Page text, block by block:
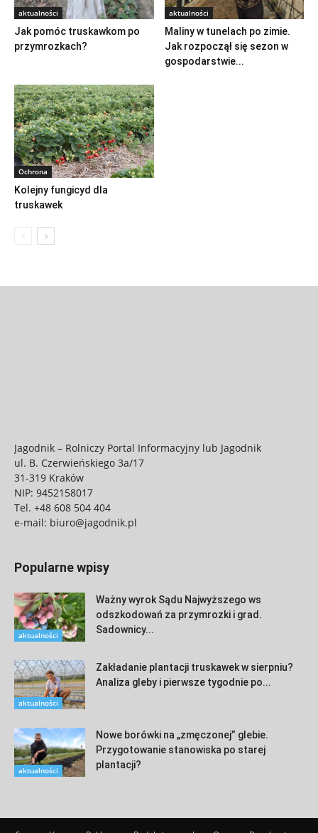
aktualności
Jak pomóc truskawkom po
przymrozkach?
aktualności
Maliny w tunelach po zimie.
Jak rozpoczął się sezon w
gospodarstwie...
Ochrona
Kolejny fungicyd dla
truskawek
Jagodnik – Rolniczy Portal Informacyjny lub Jagodnik
ul. B. Czerwieńskiego 3a/17
31-319 Kraków
NIP: 9452158017
Tel. +48 608 504 404
e-mail: biuro@jagodnik.pl
Popularne wpisy
aktualności
Ważny wyrok Sądu Najwyższego ws
odszkodowań za przymrozki i grad.
Sadownicy...
aktualności
Zakładanie plantacji truskawek w sierpniu?
Analiza gleby i pierwsze tygodnie po...
aktualności
Nowe borówki na „zmęczonej” glebie.
Przygotowanie stanowiska po starej
plantacji?